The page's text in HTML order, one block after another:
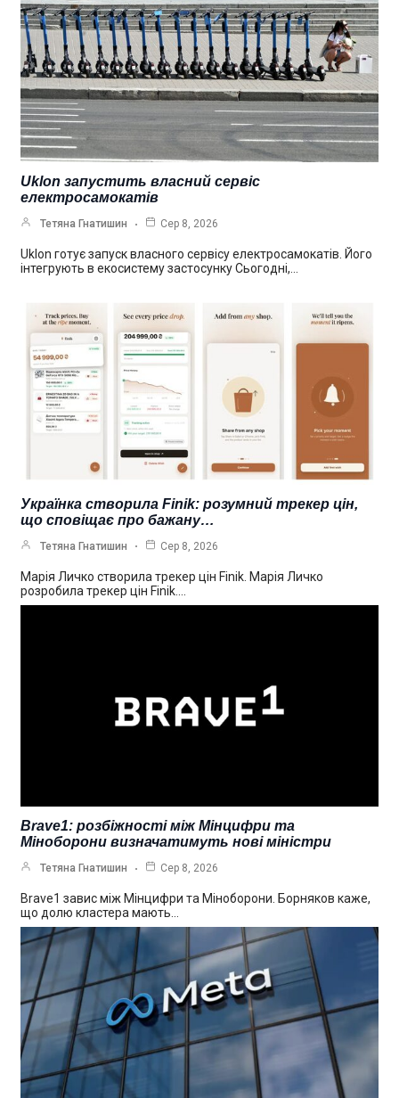
Uklon запустить власний сервіс
електросамокатів
Тетяна Гнатишин Сер 8, 2026
Uklon готує запуск власного сервісу електросамокатів. Його
інтегрують в екосистему застосунку Сьогодні,…
Українка створила Finik: розумний трекер цін,
що сповіщає про бажану…
Тетяна Гнатишин Сер 8, 2026
Марія Личко створила трекер цін Finik. Марія Личко
розробила трекер цін Finik.…
Brave1: розбіжності між Мінцифри та
Міноборони визначатимуть нові міністри
Тетяна Гнатишин Сер 8, 2026
Brave1 завис між Мінцифри та Міноборони. Борняков каже,
що долю кластера мають…